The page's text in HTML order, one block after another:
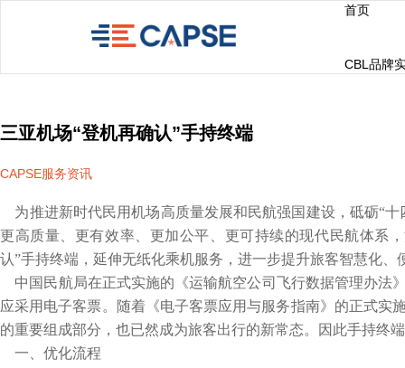
首页
CBL品牌
三亚机场“登机再确认”手持终端
CAPSE服务资讯
为推进新时代民用机场高质量发展和民航强国建设，砥砺“
更高质量、更有效率、更加公平、更可持续的现代民航体系
认”手持终端，延伸无纸化乘机服务，进一步提升旅客智慧化、
中国民航局在正式实施的《运输航空公司飞行数据管理办法
应采用电子客票。随着《电子客票应用与服务指南》的正式实
的重要组成部分，也已然成为旅客出行的新常态。因此手持终
一、优化流程